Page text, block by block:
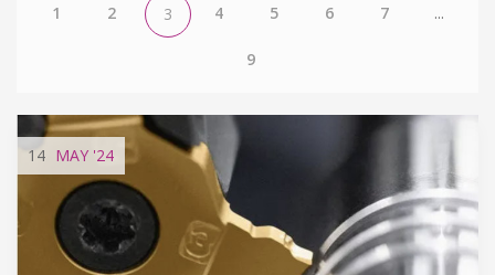
1 2 3 4 5 6 7 ...
9
14 MAY '24